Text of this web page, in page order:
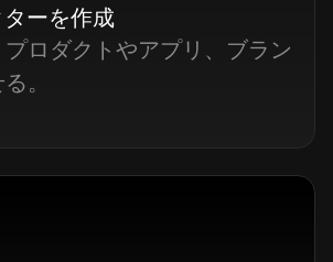
ーを作成
ロダクトやアプリ、ブラン
。